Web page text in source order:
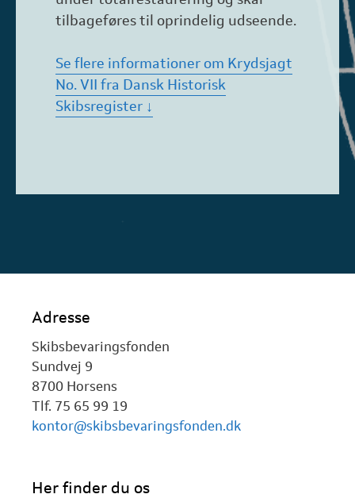
tilbageføres til oprindelig udseende.
Se flere informationer om Krydsjagt
No. VII fra Dansk Historisk
Skibsregister ↓
Adresse
Skibsbevaringsfonden
Sundvej 9
8700 Horsens
Tlf. 75 65 99 19
kontor@skibsbevaringsfonden.dk
Her finder du os